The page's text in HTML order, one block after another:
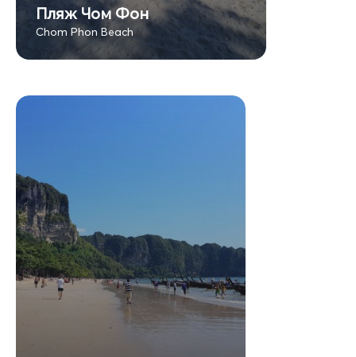
Пляж Чом Фон
Chom Phon Beach